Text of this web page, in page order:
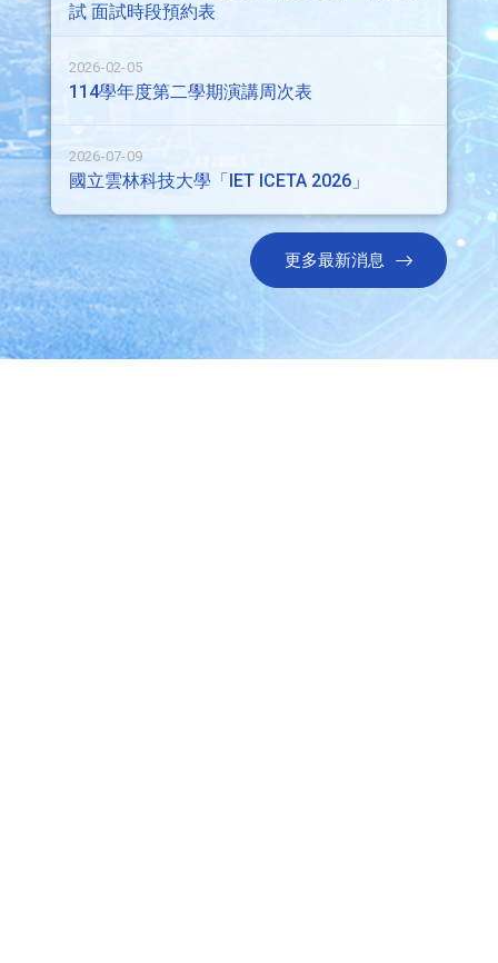
試 面試時段預約表
2026-02-05
114學年度第二學期演講周次表
2026-07-09
國立雲林科技大學「IET ICETA 2026」
更多最新消息